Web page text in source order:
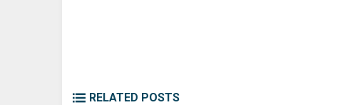
RELATED POSTS